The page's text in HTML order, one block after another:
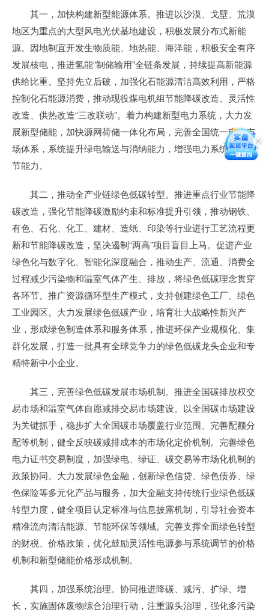
其一，加快构建新型能源体系。推进以沙漠、戈壁、荒漠
地区为重点的大型风电光伏基地建设，积极发展分布式新能
源。因地制宜开发生物质能、地热能、海洋能，积极安全有序
发展核电，推进氢能“制储输用”全链条发展，持续提高新能源
供给比重。坚持先立后破，加强化石能源清洁高效利用，严格
控制化石能源消费，推动现役煤电机组节能降碳改造、灵活性
改造、供热改造“三改联动”。着力构建新型电力系统，大力发
展新型储能，加快源网荷储一体化布局，完善全国统一电力市
场体系，系统提升绿电输送与消纳能力，增强电力系统灵活调
节能力。
其二，推动全产业链绿色低碳转型。推进重点行业节能降
碳改造，强化节能降碳激励约束和标准提升引领，推动钢铁、
有色、石化、化工、建材、造纸、印染等行业进行工艺流程更
新和节能降碳改造，坚决遏制“两高”项目盲目上马。促进产业
绿色化与数字化、智能化深度融合，推动生产、流通、消费全
过程减少污染物和温室气体产生、排放，将绿色低碳理念贯穿
各环节。推广资源循环型生产模式，支持创建绿色工厂、绿色
工业园区。大力发展绿色低碳产业，培育壮大战略性新兴产
业，形成绿色制造体系和服务体系，推进环保产业规模化、集
群化发展，打造一批具有全球竞争力的绿色低碳龙头企业和专
精特新中小企业。
其三，完善绿色低碳发展市场机制。推进全国碳排放权交
易市场和温室气体自愿减排交易市场建设。以全国碳市场建设
为关键抓手，稳步扩大全国碳市场覆盖行业范围、完善配额分
配等机制，健全反映碳减排成本的市场化定价机制。完善绿色
电力证书交易制度，加强绿电、绿证、碳交易等市场化机制的
政策协同。大力发展绿色金融，创新绿色信贷、绿色债券、绿
色保险等多元化产品与服务，加大金融支持传统行业绿色低碳
转型力度，健全项目认定标准与信息披露机制，引导社会资本
精准流向清洁能源、节能环保等领域。完善支撑全面绿色转型
的财税、价格政策，优化鼓励灵活性电源参与系统调节的价格
机制和新型储能价格形成机制。
其四，加强系统治理。协同推进降碳、减污、扩绿、增
长，实施固体废物综合治理行动，注重源头治理，强化多污染